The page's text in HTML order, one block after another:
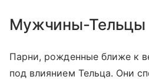
Мужчины-Тельцы
Парни, рожденные ближе к
под влиянием Тельца. Они